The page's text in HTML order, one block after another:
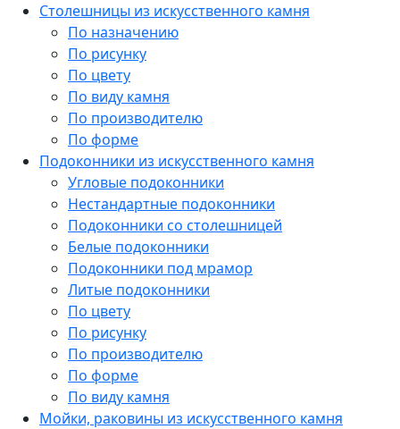
Столешницы из искусственного камня
По назначению
По рисунку
По цвету
По виду камня
По производителю
По форме
Подоконники из искусственного камня
Угловые подоконники
Нестандартные подоконники
Подоконники со столешницей
Белые подоконники
Подоконники под мрамор
Литые подоконники
По цвету
По рисунку
По производителю
По форме
По виду камня
Мойки, раковины из искусственного камня